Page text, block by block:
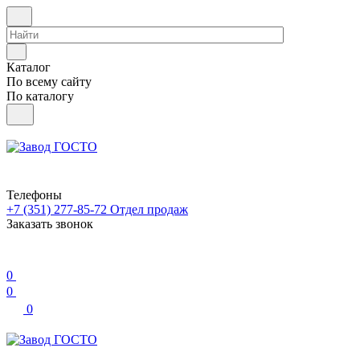
Каталог
По всему сайту
По каталогу
Телефоны
+7 (351) 277-85-72 Отдел продаж
Заказать звонок
0
0
0